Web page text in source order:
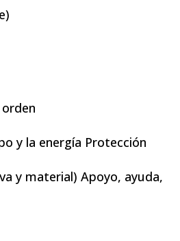
y la energía Protección
y material) Apoyo, ayuda,